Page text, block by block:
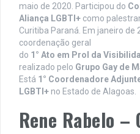
maio de 2020. Participou do
Aliança LGBTI+ como
Curitiba Paraná. Em janeiro de
coordenação geral
do 1° Ato em Prol da
realizado pelo Grupo Gay de
Está 1° Coordenadore
LGBTI+ no Estado de Alagoas.
Rene Rabelo